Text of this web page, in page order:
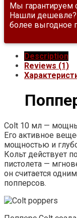
Мы
Нашли
более выгодное
Description
Reviews (1)
Colt 10 мл —
Его активное
мощностью и
Кольт действует
пистолета —
он считается
попперсов.